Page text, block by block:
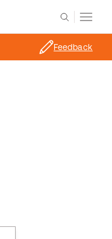
Feedback